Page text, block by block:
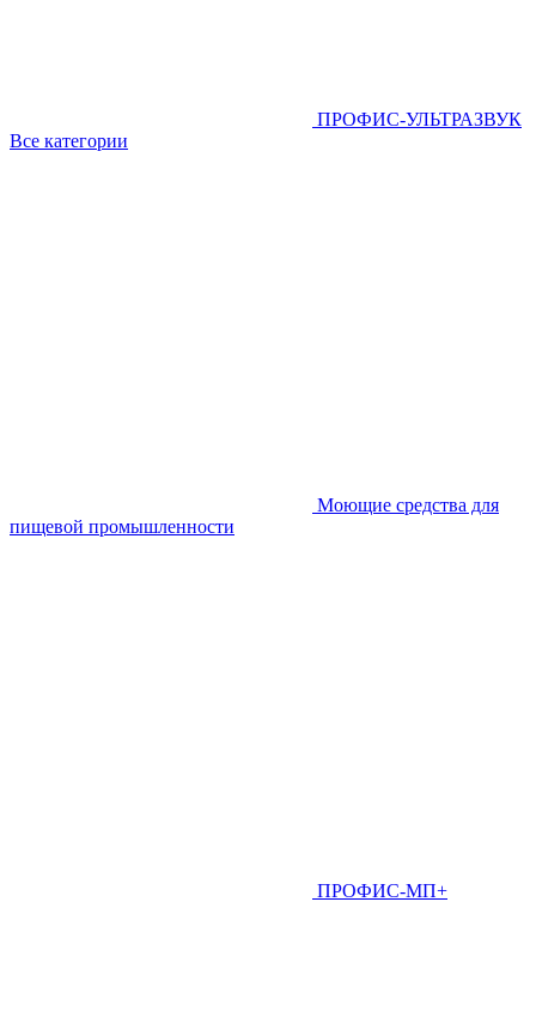
ПРОФИС-УЛЬТРАЗВУК
Все категории
Моющие средства для
пищевой промышленности
ПРОФИС-МП+